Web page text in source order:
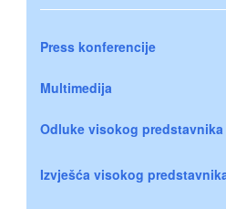
Press konferencije
Multimedija
Odluke visokog predstavnika
Izvješća visokog